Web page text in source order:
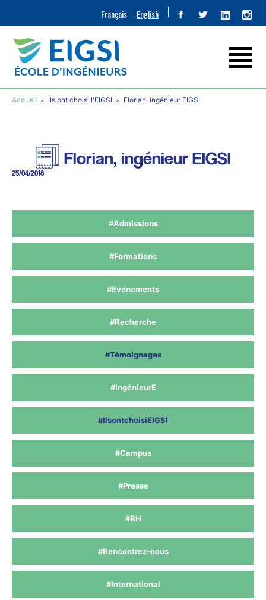
Français English
Accueil Ils ont choisi l'EIGSI Florian, ingénieur EIGSI
Florian, ingénieur EIGSI
25/04/2018
#Admissions
#Formations
#Evénements
#Recherche
#Témoignages
#IngénieurE
#IlsontchoisiEIGSI
#Campus
#Presse
#RH
#Rencontrez-nous
#International